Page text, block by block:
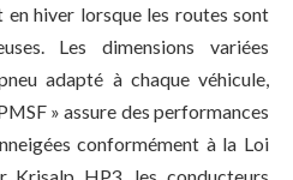
hiver lorsque les routes sont
Les dimensions variées
adapté à chaque véhicule,
» assure des performances
conformément à la Loi
Krisalp HP3, les conducteurs